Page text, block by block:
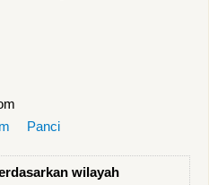
Panci
wilayah